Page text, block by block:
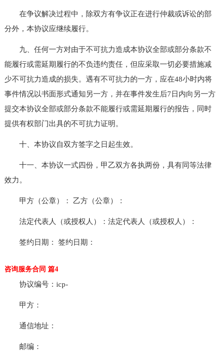
在争议解决过程中，除双方有争议正在进行仲裁或诉讼的部
分外，本协议应继续履行。
九、任何一方对由于不可抗力造成本协议全部或部分条款不
能履行或需延期履行的不负违约责任，但应采取一切必要措施减
少不可抗力造成的损失。遇有不可抗力的一方，应在48小时内将
事件情况以书面形式通知另一方，并在事件发生后7日内向另一方
提交本协议全部或部分条款不能履行或需延期履行的报告，同时
提供有权部门出具的不可抗力证明。
十、本协议自双方签字之日起生效。
十一、本协议一式四份，甲乙双方各执两份，具有同等法律
效力。
甲方（公章）： 乙方（公章）：
法定代表人（或授权人）：法定代表人（或授权人）：
签约日期： 签约日期：
咨询服务合同 篇4
协议编号：icp-
甲方：
通信地址：
邮编：